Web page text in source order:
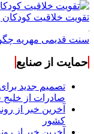
تقویت خلاقیت کودکان
سنت قدیمی مهریه
حمایت از صنایع
تصمیم جدید
صادرات از
آخرین خبر از
کشور
آخرین خبر از